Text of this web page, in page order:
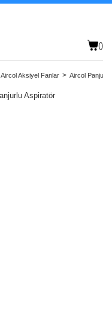
()
Aircol Aksiyel Fanlar Aircol